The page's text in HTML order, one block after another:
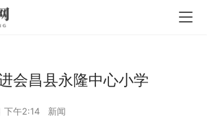
会昌县永隆中心小学
下午2:14 新闻